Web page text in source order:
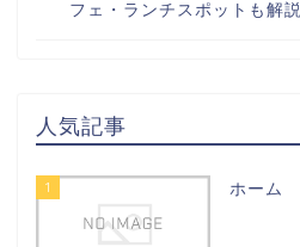
フェ・ランチスポットも解説
人気記事
1 ホーム